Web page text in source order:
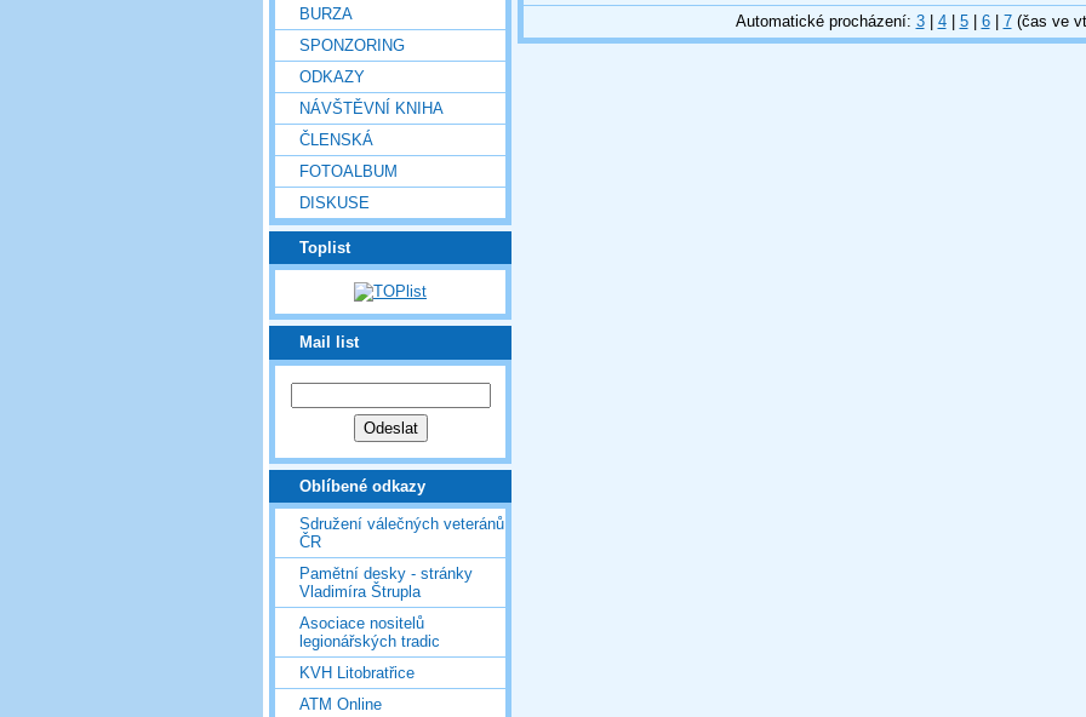
BURZA
SPONZORING
ODKAZY
NÁVŠTĚVNÍ KNIHA
ČLENSKÁ
FOTOALBUM
DISKUSE
Toplist
Mail list
Oblíbené odkazy
Sdružení válečných veteránů
ČR
Pamětní desky - stránky
Vladimíra Štrupla
Asociace nositelů
legionářských tradic
KVH Litobratřice
ATM Online
Automatické procházení: 3| 4| 5| 6| 7(čas ve